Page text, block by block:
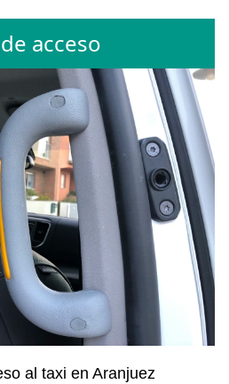
acceso
al taxi en Aranjuez